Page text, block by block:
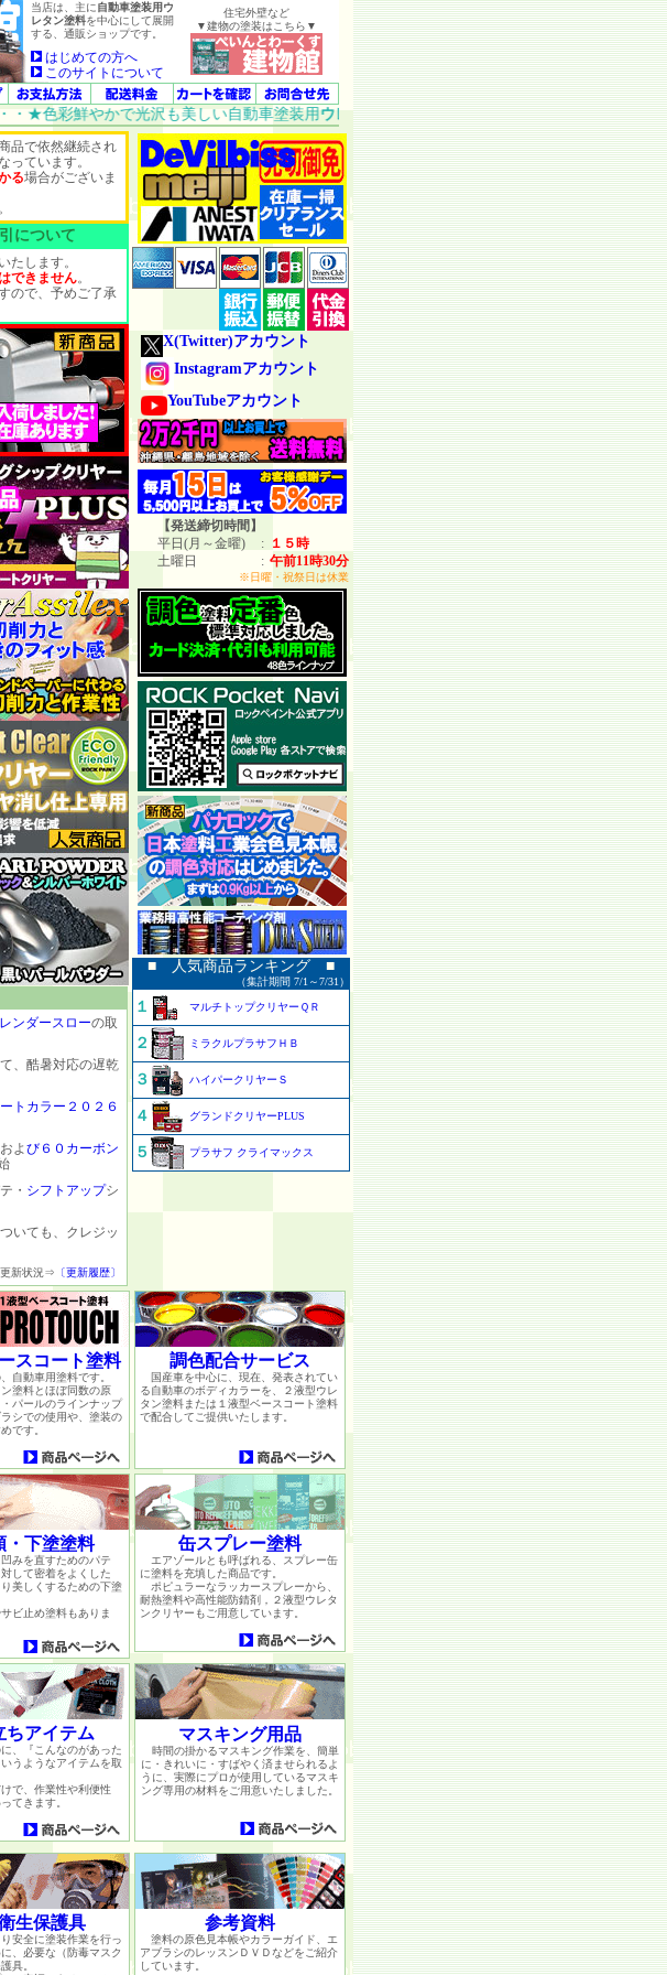
当店は、主に自動車塗装用ウ
レタン塗料を中心にして展開
する、通販ショップです。
はじめての方へ
このサイトについて
住宅外壁など
▼建物の塗装はこちら▼
鮮やかで光沢も美しい自動車塗装用ウレタン塗料を、ホビー向けから業務用まで、幅広く
品で依然継続され
っています。
る場合がございま
について
たします。
できません。
ので、予めご了承
X(Twitter)アカウント
Instagramアカウント
YouTubeアカウント
【発送締切時間】
平日(月～金曜)
: １５時
土曜日
: 午前11時30分
※日曜・祝祭日は休業
■ 人気商品ランキング ■
（集計期間 7/1～7/31）
１ マルチトップクリヤーＱＲ
２ ミラクルプラサフＨＢ
３ ハイパークリヤーＳ
４ グランドクリヤーPLUS
５ プラサフ クライマックス
ンダースローの取
、酷暑対応の遅乾
トカラー２０２６
および６０カーボン
・ シフトアップシ
いても、クレジッ
更新状況⇒ 〔更新履歴〕
スコート塗料
自動車用塗料です。
塗料とほぼ同数の原
パールのラインナップ
シでの使用や、塗装の
です。
調色配合サービス
国産車を中心に、現在、発表されてい
る自動車のボディカラーを、２液型ウレ
タン塗料または１液型ベースコート塗料
で配合してご提供いたします。
・下塗塗料
みを直すためのパテ
して密着をよくした
美しくするための下塗
ビ止め塗料もありま
缶スプレー塗料
エアゾールとも呼ばれる、スプレー缶
に塗料を充填した商品です。
ポピュラーなラッカースプレーから、
耐熱塗料や高性能防錆剤，２液型ウレタ
ンクリヤーもご用意しています。
ちアイテム
、『こんなのがあった
うようなアイテムを取
で、作業性や利便性
てきます。
マスキング用品
時間の掛かるマスキング作業を、簡単
に・きれいに・すばやく済ませられるよ
うに、実際にプロが使用しているマスキ
ング専用の材料をご用意いたしました。
生保護具
安全に塗装作業を行っ
、必要な（防毒マスク
具。
参考資料
塗料の原色見本帳やカラーガイド、エ
アブラシのレッスンＤＶＤなどをご紹介
しています。